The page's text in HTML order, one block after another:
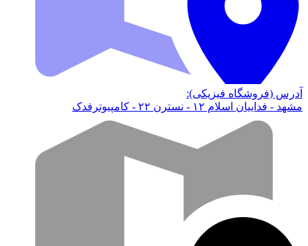
آدرس (فروشگاه فیزیکی):
مشهد - فداییان اسلام ۱۲ - نسترن ۲۲ - کامپیوترفدک